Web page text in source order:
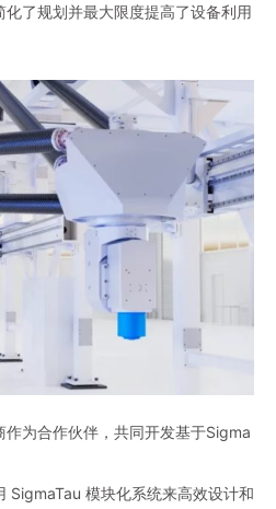
了规划并最大限度提高了设备​​利用
为合作伙伴，共同开发基于Sigma
SigmaTau 模块化系统来高效设计和